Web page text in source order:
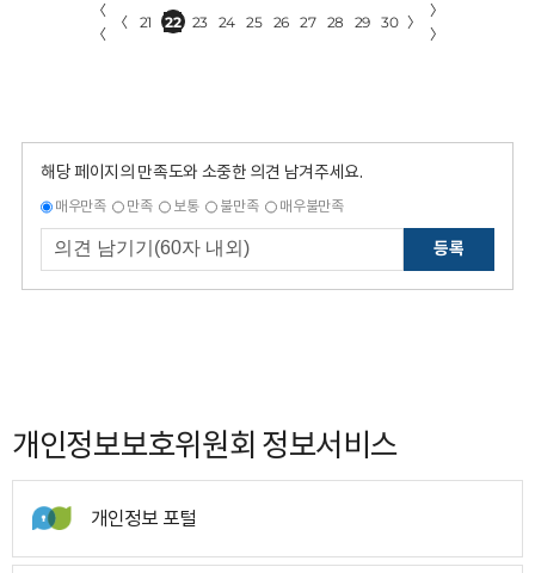
〈
〈
〈 21 22 23 24 25 26 27 28 29 30 〉
〉
〉
해당 페이지의 만족도와 소중한 의견 남겨주세요.
매우만족 만족 보통 불만족 매우불만족
등록
개인정보보호위원회 정보서비스
개인정보 포털